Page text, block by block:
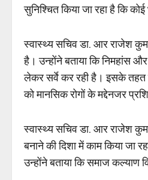
सुनिश्चित किया जा रहा है कि
स्वास्थ्य सचिव डा. आर राजेश
है। उन्होंने बताया कि निमहांस
लेकर सर्वे कर रही है। इसके तहत
को मानसिक रोगों के मद्देनजर
स्वास्थ्य सचिव डा. आर राजेश
बनाने की दिशा में काम किया जा
उन्होंने बताया कि समाज कल्याण